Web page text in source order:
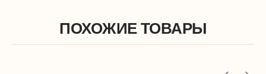
ПОХОЖИЕ ТОВАРЫ